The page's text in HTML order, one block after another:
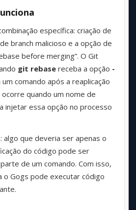
específica: criação de
branch malicioso e a opção de
before merging”. O Git
git rebase receba a opção -
comando após a reaplicação
quando um nome de
injetar essa opção no processo
algo que deveria ser apenas o
do código pode ser
de um comando. Com isso,
o Gogs pode executar código